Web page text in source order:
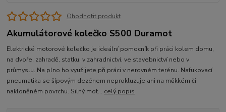
Ohodnotit produkt
Akumulátorové kolečko S500 Duramot
Elektrické motorové kolečko je ideální pomocník při práci kolem domu,
na dvoře, zahradě, statku, v zahradnictví, ve stavebnictví nebo v
průmyslu. Na plno ho využijete při práci v nerovném terénu. Nafukovací
pneumatika se šípovým dezénem neprokluzuje ani na měkkém či
nakloněném povrchu. Silný mot... celý popis